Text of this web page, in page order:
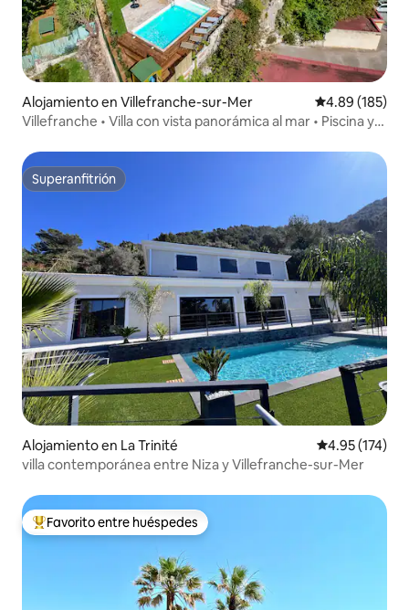
Alojamiento en Villefranche-sur-Mer Calificación
4.89 (185)
Villefranche • Villa con vista panorámica al mar • Piscina y
Superanfitrión
Superanfitrión
Alojamiento en La Trinité Calificación
4.95 (174)
villa contemporánea entre Niza y Villefranche-sur-Mer
Favorito entre huéspedes preferido
Favorito entre huéspedes